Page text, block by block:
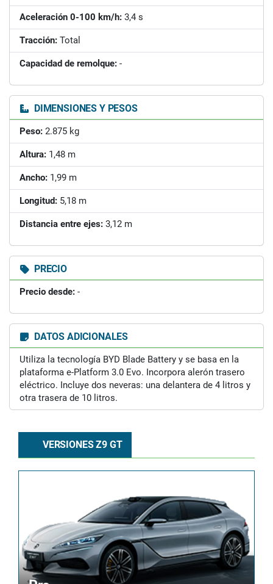
Aceleración 0-100 km/h: 3,4 s
Tracción: Total
Capacidad de remolque: -
DIMENSIONES Y PESOS
Peso: 2.875 kg
Altura: 1,48 m
Ancho: 1,99 m
Longitud: 5,18 m
Distancia entre ejes: 3,12 m
PRECIO
Precio desde: -
DATOS ADICIONALES
Utiliza la tecnología BYD Blade Battery y se basa en la
plataforma e-Platform 3.0 Evo. Incorpora alerón trasero
eléctrico. Incluye dos neveras: una delantera de 4 litros y
otra trasera de 10 litros.
VERSIONES Z9 GT